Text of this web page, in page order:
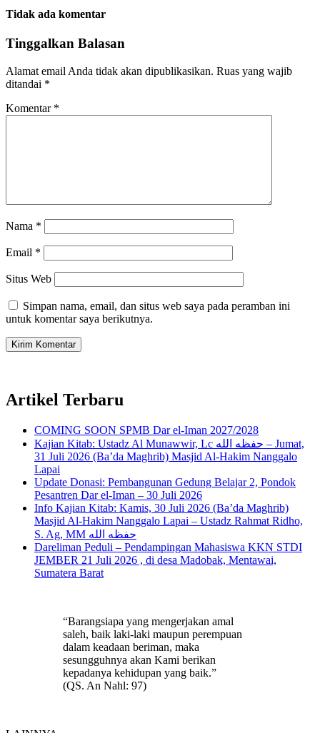
Tidak ada komentar
Tinggalkan Balasan
Alamat email Anda tidak akan dipublikasikan. Ruas yang wajib
ditandai *
Komentar *
Nama *
Email *
Situs Web
Simpan nama, email, dan situs web saya pada peramban ini
untuk komentar saya berikutnya.
Artikel Terbaru
COMING SOON SPMB Dar el-Iman 2027/2028
Kajian Kitab: Ustadz Al Munawwir, Lc حفظه الله – Jumat,
31 Juli 2026 (Ba’da Maghrib) Masjid Al-Hakim Nanggalo
Lapai
Update Donasi: Pembangunan Gedung Belajar 2, Pondok
Pesantren Dar el-Iman – 30 Juli 2026
Info Kajian Kitab: Kamis, 30 Juli 2026 (Ba’da Maghrib)
Masjid Al-Hakim Nanggalo Lapai – Ustadz Rahmat Ridho,
S. Ag, MM حفظه الله
Dareliman Peduli – Pendampingan Mahasiswa KKN STDI
JEMBER 21 Juli 2026 , di desa Madobak, Mentawai,
Sumatera Barat
“Barangsiapa yang mengerjakan amal
saleh, baik laki-laki maupun perempuan
dalam keadaan beriman, maka
sesungguhnya akan Kami berikan
kepadanya kehidupan yang baik.”
(QS. An Nahl: 97)